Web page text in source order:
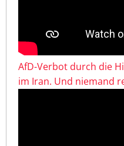
AfD-Verbot durch die
im Iran. Und niemand